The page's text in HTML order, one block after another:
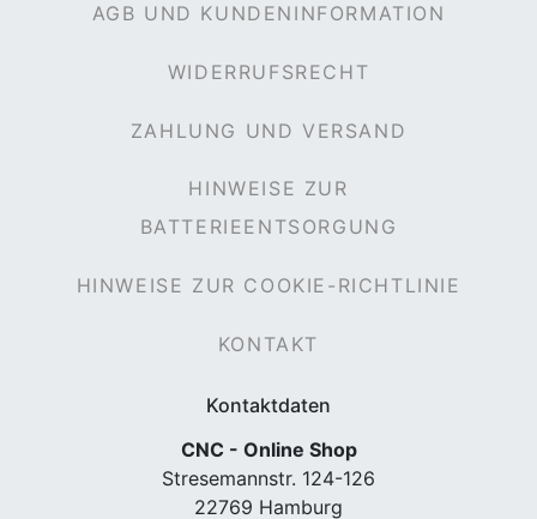
AGB UND KUNDENINFORMATION
WIDERRUFSRECHT
ZAHLUNG UND VERSAND
HINWEISE ZUR
BATTERIEENTSORGUNG
HINWEISE ZUR COOKIE-RICHTLINIE
KONTAKT
Kontaktdaten
CNC - Online Shop
Stresemannstr. 124-126
22769 Hamburg